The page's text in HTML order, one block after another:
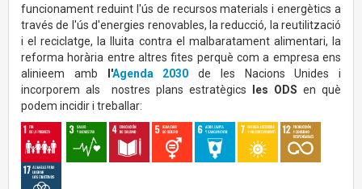
funcionament reduint l'ús de recursos materials i energètics a
través de l'ús d'energies renovables, la reducció, la reutilització
i el reciclatge, la lluita contra el malbaratament alimentari, la
reforma horària entre altres fites perquè com a empresa ens
alinieem amb l'Agenda 2030 de les Nacions Unides i
incorporem als nostres plans estratègics les ODS en què
podem incidir i treballar: